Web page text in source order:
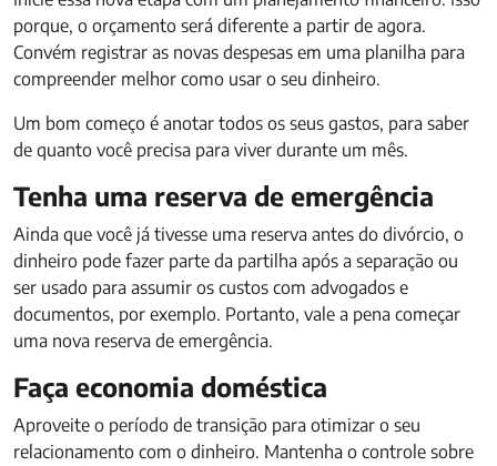
porque, o orçamento será diferente a partir de agora.
Convém registrar as novas despesas em uma planilha para
compreender melhor como usar o seu dinheiro.
Um bom começo é anotar todos os seus gastos, para saber
de quanto você precisa para viver durante um mês.
Tenha uma reserva de emergência
Ainda que você já tivesse uma reserva antes do divórcio, o
dinheiro pode fazer parte da partilha após a separação ou
ser usado para assumir os custos com advogados e
documentos, por exemplo. Portanto, vale a pena começar
uma nova reserva de emergência.
Faça economia doméstica
Aproveite o período de transição para otimizar o seu
relacionamento com o dinheiro. Mantenha o controle sobre